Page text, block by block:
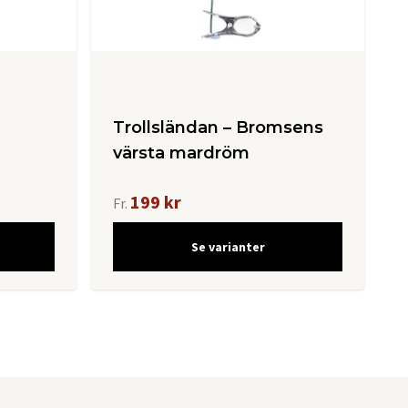
Trollsländan – Bromsens
värsta mardröm
Fr. 199 kr
Se varianter